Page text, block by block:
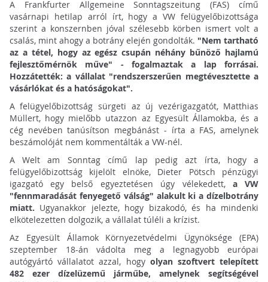
A Frankfurter Allgemeine Sonntagszeitung (FAS) című
vasárnapi hetilap arról írt, hogy a VW felügyelőbizottsága
szerint a konszernben jóval szélesebb körben ismert volt a
csalás, mint ahogy a botrány elején gondolták. "Nem tartható
az a tétel, hogy az egész csupán néhány bűnöző hajlamú
fejlesztőmérnök műve" - fogalmaztak a lap forrásai.
Hozzátették: a vállalat "rendszerszerűen megtévesztette a
vásárlókat és a hatóságokat".
A felügyelőbizottság sürgeti az új vezérigazgatót, Matthias
Müllert, hogy mielőbb utazzon az Egyesült Államokba, és a
cég nevében tanúsítson megbánást - írta a FAS, amelynek
beszámolóját nem kommentálták a VW-nél.
A Welt am Sonntag című lap pedig azt írta, hogy a
felügyelőbizottság kijelölt elnöke, Dieter Pötsch pénzügyi
igazgató egy belső egyeztetésen úgy vélekedett,a VW
"fennmaradását fenyegető válság" alakult ki a dízelbotrány
miatt. Ugyanakkor jelezte, hogy bizakodó, és ha mindenki
elkötelezetten dolgozik, a vállalat túléli a krízist.
Az Egyesült Államok Környezetvédelmi Ügynöksége (EPA)
szeptember 18-án vádolta meg a legnagyobb európai
autógyártó vállalatot azzal, hogy olyan szoftvert telepített
482 ezer dízelüzemű járműbe, amelynek segítségével